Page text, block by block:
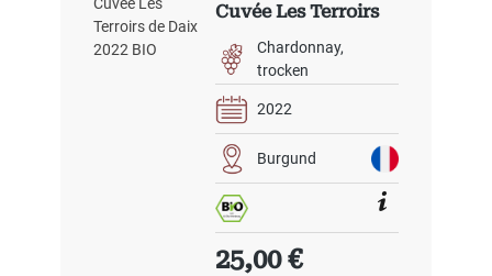
Cuvée Les Terroirs
de Daix 2022 BIO
Chardonnay
trocken
2022
Burgund
Regulärer Preis:
25,00 €